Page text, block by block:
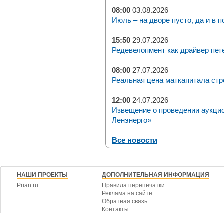
08:00 03.08.2026
Июль – на дворе пусто, да и в
15:50 29.07.2026
Редевелопмент как драйвер
08:00 27.07.2026
Реальная цена маткапитала
12:00 24.07.2026
Извещение о проведении
Ленэнерго»
Все новости
НАШИ ПРОЕКТЫ
Prian.ru
ДОПОЛНИТЕЛЬНАЯ ИНФОРМАЦИЯ
Правила перепечатки
Реклама на сайте
Обратная связь
Контакты